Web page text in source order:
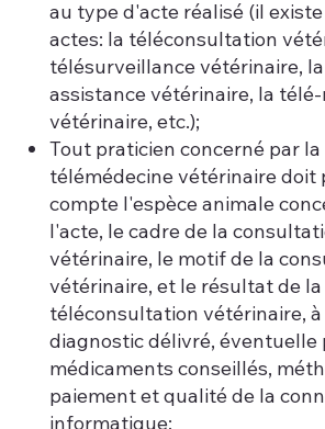
au type d'acte réalisé (il
actes: la téléconsultation
télésurveillance vétérinaire,
assistance vétérinaire, la
vétérinaire, etc.);
Tout praticien concerné par la
télémédecine vétérinaire doit
compte l'espèce animale
l'acte, le cadre de la
vétérinaire, le motif de la
vétérinaire, et le résultat de la
téléconsultation vétérinaire, à
diagnostic délivré, éventuelle
médicaments conseillés,
paiement et qualité de la
informatique;